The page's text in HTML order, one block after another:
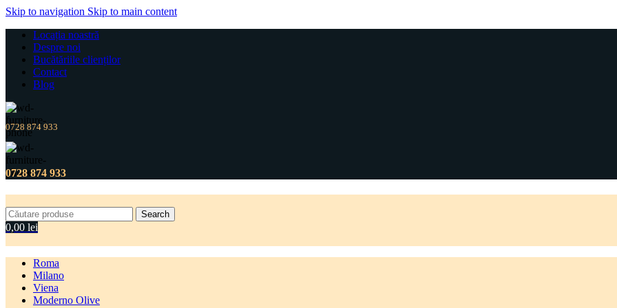
Skip to navigation Skip to main content
Locația noastră
Despre noi
Bucătăriile clienților
Contact
Blog
0728 874 933
0728 874 933
Search
0,00 lei
Roma
Milano
Viena
Moderno Olive